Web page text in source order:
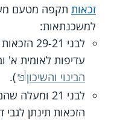
זכאות תקפה מטעם
למשכנתאות:
לבני 29-
עדיפות לאומית א'
הבינוי והשיכון
).
לבני 21 ומעלה שהם נכים (בהתאם להגדרות
הזכאות תינתן לגבי